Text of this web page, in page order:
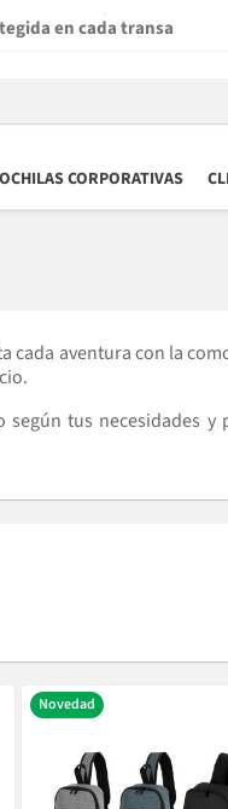
antes de producir
CORPORATIVAS
aventura con la
tus necesidades
Novedad